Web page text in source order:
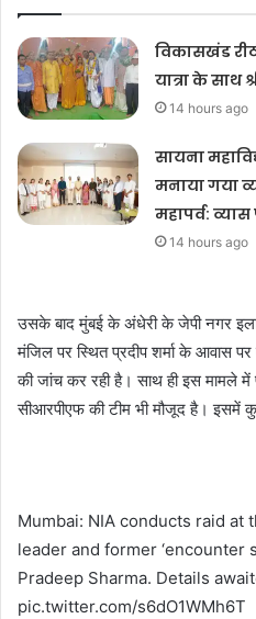
विकासखंड
यात्रा के साथ
14 hours ago
सायना
मनाया गया
महापर्व:
14 hours ago
उसके बाद मुंबई के अंधेरी के जेपी नगर
मंजिल पर स्थित प्रदीप शर्मा के आवास
की जांच कर रही है। साथ ही इस मामले
सीआरपीएफ की टीम भी मौजूद है। इसमें
Mumbai: NIA conducts raid at
leader and former ‘encounter
Pradeep Sharma. Details
pic.twitter.com/s6dO1WMh6T